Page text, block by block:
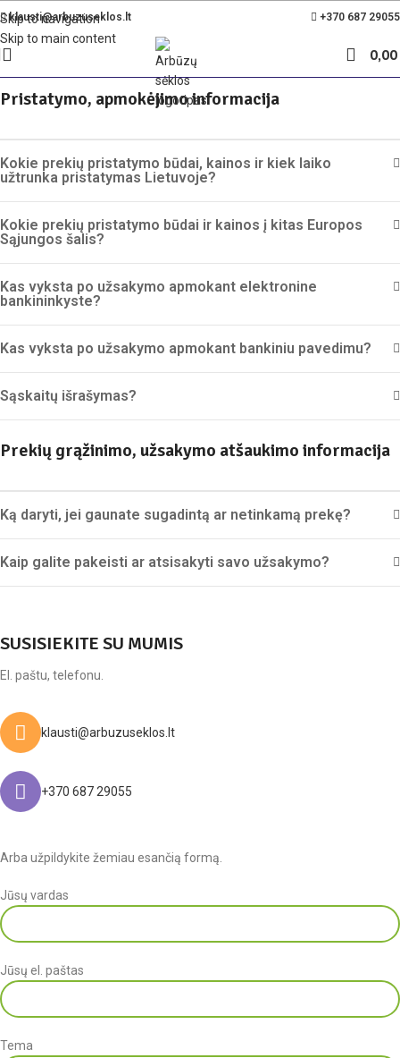
Skip to navigation
Skip to main content
klausti@arbuzuseklos.lt +370 687 29055
0,00
Pristatymo, apmokėjimo informacija
Kokie prekių pristatymo būdai, kainos ir kiek laiko
užtrunka pristatymas Lietuvoje?
Kokie prekių pristatymo būdai ir kainos į kitas Europos
Sąjungos šalis?
Kas vyksta po užsakymo apmokant elektronine
bankininkyste?
Kas vyksta po užsakymo apmokant bankiniu pavedimu?
Sąskaitų išrašymas?
Prekių grąžinimo, užsakymo atšaukimo informacija
Ką daryti, jei gaunate sugadintą ar netinkamą prekę?
Kaip galite pakeisti ar atsisakyti savo užsakymo?
SUSISIEKITE SU MUMIS
El. paštu, telefonu.
klausti@arbuzuseklos.lt
+370 687 29055
Arba užpildykite žemiau esančią formą.
Jūsų vardas
Jūsų el. paštas
Tema